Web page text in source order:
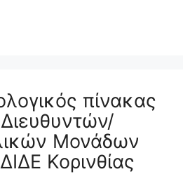
πίνακας
Μονάδων
Κορινθίας